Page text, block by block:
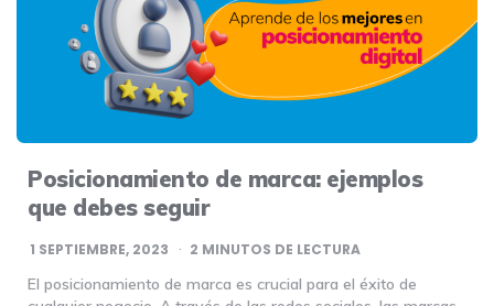
Posicionamiento de marca: ejemplos
que debes seguir
1 SEPTIEMBRE, 2023 2 MINUTOS DE LECTURA
El posicionamiento de marca es crucial para el éxito de